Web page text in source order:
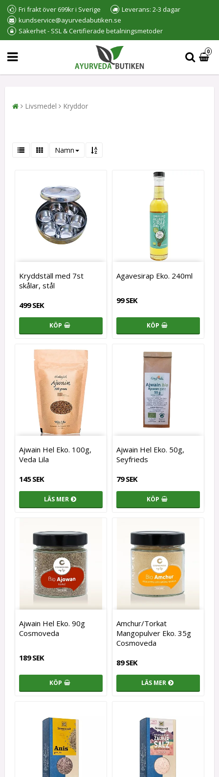
Fri frakt över 699kr i Sverige
Leverans: 2-3 dagar
kundservice@ayurvedabutiken.se
Säkerhet - SSL & Certifierade betalningsmetoder
0
Livsmedel Kryddor
Namn
Kryddställ med 7st
skålar, stål
499 SEK
KÖP
Agavesirap Eko. 240ml
99 SEK
KÖP
Ajwain Hel Eko. 100g,
Veda Lila
145 SEK
LÄS MER
Ajwain Hel Eko. 50g,
Seyfrieds
79 SEK
KÖP
Ajwain Hel Eko. 90g
Cosmoveda
189 SEK
KÖP
Amchur/Torkat
Mangopulver Eko. 35g
Cosmoveda
89 SEK
LÄS MER